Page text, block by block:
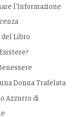
l'Informazione
Libro
Donna Trafelata
Azzurro di